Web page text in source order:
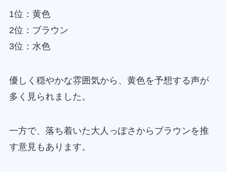
1位：黄色
2位：ブラウン
3位：水色
優しく穏やかな雰囲気から、黄色を予想する声が
多く見られました。
一方で、落ち着いた大人っぽさからブラウンを推
す意見もあります。